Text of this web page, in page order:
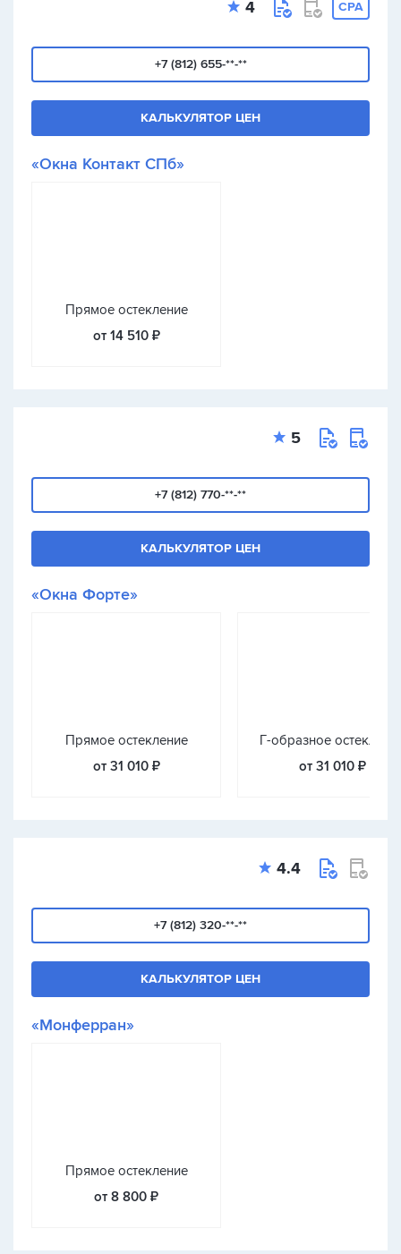
4 CPA
+7 (812) 655-**-**
КАЛЬКУЛЯТОР ЦЕН
«Окна Контакт СПб»
Прямое остекление
от 14 510 ₽
5
+7 (812) 770-**-**
КАЛЬКУЛЯТОР ЦЕН
«Окна Форте»
Прямое остекление
от 31 010 ₽
Г-образное
от 31 010 ₽
4.4
+7 (812) 320-**-**
КАЛЬКУЛЯТОР ЦЕН
«Монферран»
Прямое остекление
от 8 800 ₽